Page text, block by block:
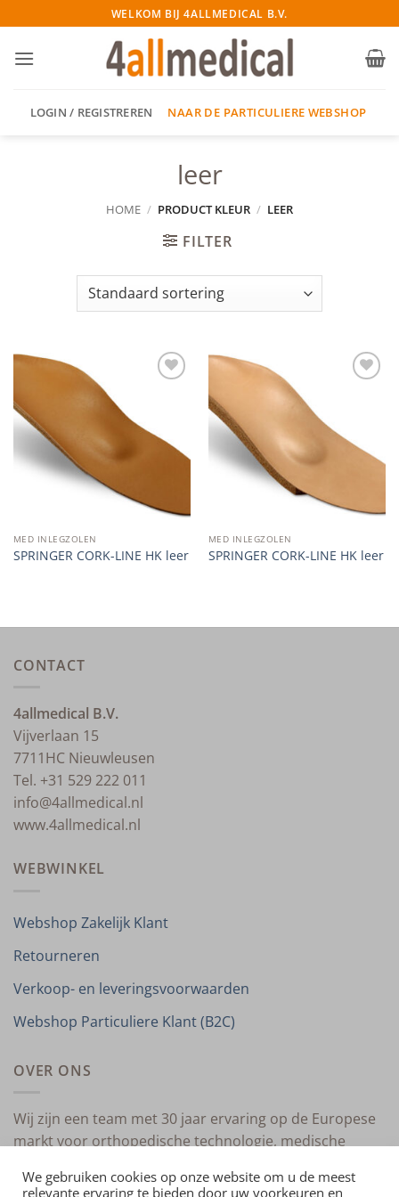
naar
inhoud
WELKOM BIJ 4ALLMEDICAL B.V.
LOGIN / REGISTREREN NAAR DE PARTICULIERE WEBSHOP
leer
HOME / PRODUCT KLEUR / LEER
FILTER
MED INLEGZOLEN
SPRINGER CORK-LINE HK leer
MED INLEGZOLEN
SPRINGER CORK-LINE HK leer
CONTACT
4allmedical B.V.
Vijverlaan 15
7711HC Nieuwleusen
Tel. +31 529 222 011
info@4allmedical.nl
www.4allmedical.nl
WEBWINKEL
Webshop Zakelijk Klant
Retourneren
Verkoop- en leveringsvoorwaarden
Webshop Particuliere Klant (B2C)
OVER ONS
Wij zijn een team met 30 jaar ervaring op de Europese
markt voor orthopedische technologie, medische
We gebruiken cookies op onze website om u de meest
relevante ervaring te bieden door uw voorkeuren en